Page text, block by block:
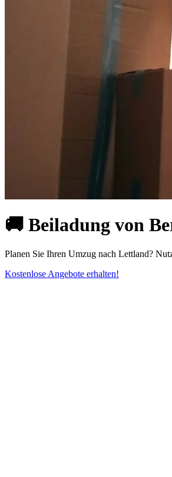
🚚 Beiladung von
Planen Sie Ihren Umzug nach Lettland?
Kostenlose Angebote erhalten!